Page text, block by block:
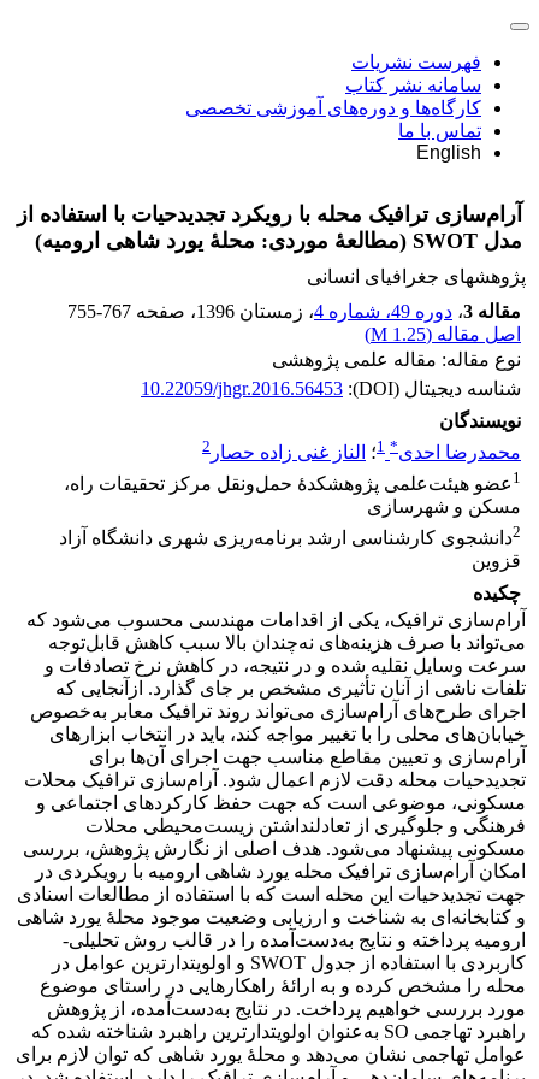
فهرست نشریات
سامانه نشر کتاب
کارگاه‌ها و دوره‌های آموزشی تخصصی
تماس با ما
English
آرام‌سازی ترافیک محله با رویکرد تجدیدحیات با استفاده از
مدل SWOT (مطالعۀ موردی: محلۀ یورد شاهی ارومیه)
پژوهشهای جغرافیای انسانی
مقاله 3
، دوره 49، شماره 4 ، زمستان 1396 ، صفحه 755-767
اصل مقاله (1.25 M
)
نوع مقاله: مقاله علمی پژوهشی
شناسه دیجیتال (DOI):
10.22059/jhgr.2016.56453
نویسندگان
محمدرضا احدی*
1؛ الناز غنی زاده حصار 2
1 عضو هیئت‌علمی پژوهشکدۀ حمل‌ونقل مرکز تحقیقات راه،
مسکن و شهرسازی
2دانشجوی کارشناسی ارشد برنامه‌ریزی شهری دانشگاه آزاد
قزوین
چکیده
آرام‌سازی ترافیک، یکی از اقدامات مهندسی محسوب می‌شود که
می‌تواند با صرف هزینه‌های نه‌چندان بالا سبب کاهش قابل‌توجه
سرعت وسایل نقلیه شده و در نتیجه، در کاهش نرخ تصادفات و
تلفات ناشی از آنان تأثیری مشخص بر جای گذارد. ازآنجایی‌ که
اجرای طرح‌های آرام‌سازی می‌تواند روند ترافیک معابر به‌خصوص
خیابان‌های محلی را با تغییر مواجه کند، باید در انتخاب ابزارهای
آرام‌سازی و تعیین مقاطع مناسب جهت اجرای آن‌ها برای
تجدیدحیات محله دقت لازم اعمال شود. آرام‌سازی ترافیک محلات
مسکونی، موضوعی است که جهت حفظ کارکردهای اجتماعی و
فرهنگی و جلوگیری از تعادل­نداشتن زیست‌محیطی محلات
مسکونی پیشنهاد می‌شود. هدف اصلی از نگارش پژوهش، بررسی
امکان آرام‌سازی ترافیک محله یورد شاهی ارومیه با رویکردی در
جهت تجدیدحیات این محله است که با استفاده از مطالعات اسنادی
و کتابخانه‌ای به شناخت و ارزیابی وضعیت موجود محلۀ یورد شاهی
ارومیه پرداخته و نتایج به‌دست‌آمده را در قالب روش تحلیلی-
کاربردی با استفاده از جدول SWOT و اولویت­دارترین عوامل در
محله را مشخص کرده و به ارائۀ راهکارهایی در راستای موضوع
مورد بررسی خواهیم پرداخت. در نتایج به‌دست‌آمده، از پژوهش
راهبرد تهاجمی SO به‌عنوان اولویت­دارترین راهبرد شناخته ­شده که
عوامل تهاجمی نشان می‌دهد و محلۀ یورد شاهی که توان لازم برای